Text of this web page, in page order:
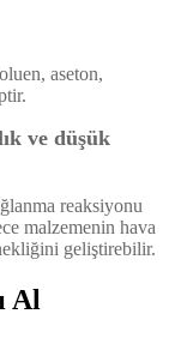
aseton,
ve düşük
reaksiyonu
malzemenin hava
geliştirebilir.
Al